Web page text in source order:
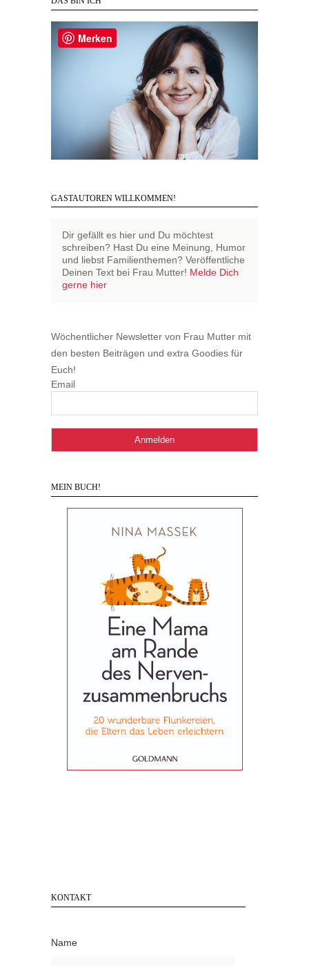
GASTAUTOREN WILLKOMMEN!
Dir gefällt es hier und Du möchtest
schreiben? Hast Du eine Meinung, Humor
und liebst Familienthemen? Veröffentliche
Deinen Text bei Frau Mutter! Melde Dich
gerne hier
Wöchentlicher Newsletter von Frau Mutter mit
den besten Beiträgen und extra Goodies für
Euch!
Email
MEIN BUCH!
KONTAKT
Name
Merken